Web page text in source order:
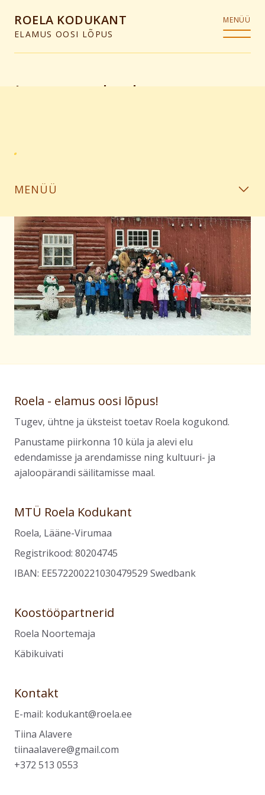
ROELA KODUKANT
ELAMUS OOSI LÕPUS
MENÜÜ
Lastematkad
MENÜÜ
Roela - elamus oosi lõpus!
Tugev, ühtne ja üksteist toetav Roela kogukond.
Panustame piirkonna 10 küla ja alevi elu
edendamisse ja arendamisse ning kultuuri- ja
ajaloopärandi säilitamisse maal.
MTÜ Roela Kodukant
Roela, Lääne-Virumaa
Registrikood: 80204745
IBAN: EE572200221030479529 Swedbank
Koostööpartnerid
Roela Noortemaja
Käbikuivati
Kontakt
E-mail: kodukant@roela.ee
Tiina Alavere
tiinaalavere@gmail.com
+372 513 0553